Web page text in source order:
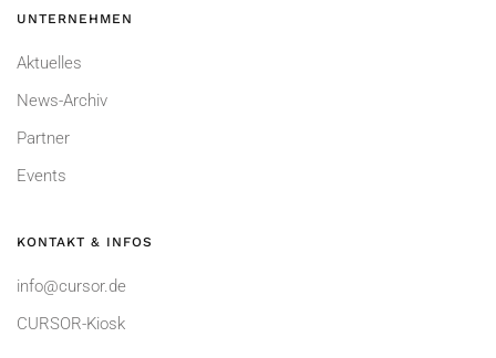
UNTERNEHMEN
Aktuelles
News-Archiv
Partner
Events
KONTAKT & INFOS
info@cursor.de
CURSOR-Kiosk